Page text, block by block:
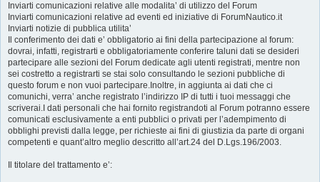
Inviarti comunicazioni relative alle modalita’ di utilizzo del Forum
Inviarti comunicazioni relative ad eventi ed iniziative di ForumNautico.it
Inviarti notizie di pubblica utilita’
Il conferimento dei dati e’ obbligatorio ai fini della partecipazione al forum:
dovrai, infatti, registrarti e obbligatoriamente conferire taluni dati se desideri
partecipare alle sezioni del Forum dedicate agli utenti registrati, mentre non
sei costretto a registrarti se stai solo consultando le sezioni pubbliche di
questo forum e non vuoi partecipare.Inoltre, in aggiunta ai dati che ci
comunichi, verra’ anche registrato l’indirizzo IP di tutti i tuoi messaggi che
scriverai.I dati personali che hai fornito registrandoti al Forum potranno essere
comunicati esclusivamente a enti pubblici o privati per l’adempimento di
obblighi previsti dalla legge, per richieste ai fini di giustizia da parte di organi
competenti e quant’altro meglio descritto all’art.24 del D.Lgs.196/2003.
Il titolare del trattamento e’: